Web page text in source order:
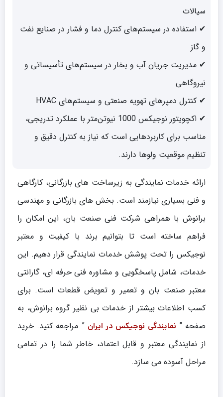
سیالات
✔ استفاده در سیستم‌های کنترل دما و فشار در صنایع نفت
و گاز
✔ مدیریت جریان آب و بخار در سیستم‌های تأسیساتی و
نیروگاهی
✔ کنترل دمپرهای تهویه صنعتی و سیستم‌های HVAC
✔ اکچویتور نوجیکس 1000 نیوتن‌متر با عملکرد تدریجی،
مناسب برای کاربردهایی است که نیاز به کنترل دقیق و
تنظیم موقعیت ولوها دارند.
ارائه خدمات نمایندگی به زیرساخت های بازرگانی، کارگاهی
و فنی بسیاری نیازمند است. بخش های بازرگانی و مهندسی
برانوش با همراهی شرکت فنی صنعت بان، این امکان را
فراهم ساخته است تا بتوانیم برند با کیفیت و معتبر
نوجیکس را تحت پوشش خدمات نمایندگی قرار دهیم. این
خدمات، شامل پاسخگویی و مشاوره فنی حرفه ای، گارانتی
معتبر صنعت بان و تعمیر و تعویض قطعات است. برای
کسب اطلاعات بیشتر از خدمات بی نظیر گروه برانوش، به
صفحه ” نمایندگی نوجیکس در ایران ” مراجعه کنید. خرید
از نمایندگی معتبر و قابل اعتماد، خاطر شما را در تمامی
مراحل آسوده می سازد.